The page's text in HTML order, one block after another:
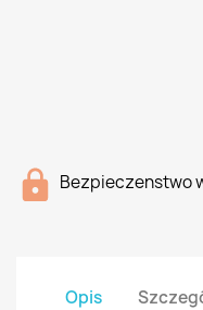
Bezpieczenstwo
Opis